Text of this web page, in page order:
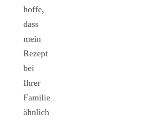
hoffe,
dass
mein
Rezept
bei
Ihrer
Familie
ähnlich